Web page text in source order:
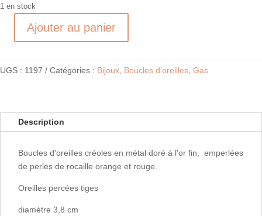
1 en stock
quantité
IZZIA
Ajouter au panier
UGS : 1197 Catégories : Bijoux Boucles d'oreilles Gas
Description
Boucles d'oreilles créoles en métal doré à l'or fin, emperlées
de perles de rocaille orange et rouge.
Oreilles percées tiges
diamètre 3,8 cm